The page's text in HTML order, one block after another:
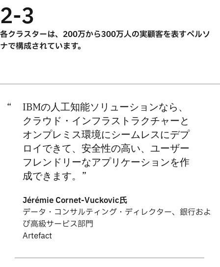
2-3
各クラスターは、200万から300万人の実顧客を表すペルソ
ナで構成されています。
IBMの人工知能ソリューションなら、
クラウド・インフラストラクチャーと
オンプレミス環境にシームレスにデプ
ロイできて、安全性の高い、ユーザー
フレンドリーなアプリケーションを作
成できます。
Jérémie Cornet-Vuckovic氏
データ・コンサルティング・ディレクター、銀行およ
び高級サービス部門
Artefact